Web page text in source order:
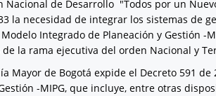
Nacional de Desarrollo "Todos por un
la necesidad de integrar los sistemas de
Integrado de Planeación y Gestión -
la rama ejecutiva del orden Nacional y
Mayor de Bogotá expide el Decreto 591
-MIPG, que incluye, entre otras